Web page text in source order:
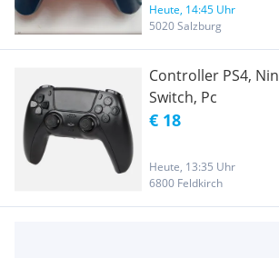
Heute, 14:45 Uhr
5020 Salzburg
Controller PS4,
Switch, Pc
€ 18
Heute, 13:35 Uhr
6800 Feldkirch